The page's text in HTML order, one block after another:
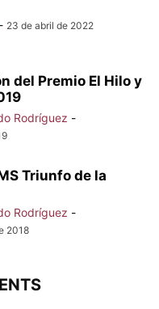
- 23 de abril de 2022
del Premio El Hilo y
Rodríguez -
Triunfo de la
Rodríguez -
2018